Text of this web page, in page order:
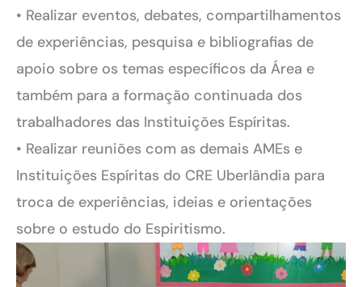
• Realizar eventos, debates, compartilhamentos
de experiências, pesquisa e bibliografias de
apoio sobre os temas específicos da Área e
também para a formação continuada dos
trabalhadores das Instituições Espíritas.
• Realizar reuniões com as demais AMEs e
Instituições Espíritas do CRE Uberlândia para
troca de experiências, ideias e orientações
sobre o estudo do Espiritismo.